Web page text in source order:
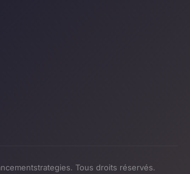
Tous droits réservés.